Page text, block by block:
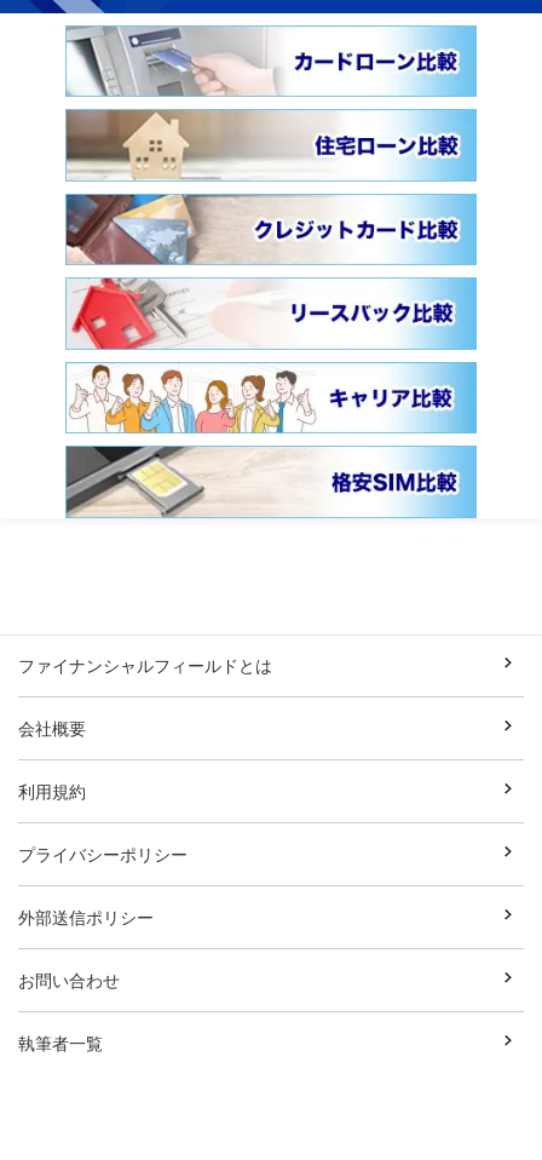
ファイナンシャルフィールドとは
会社概要
利用規約
プライバシーポリシー
外部送信ポリシー
お問い合わせ
執筆者一覧